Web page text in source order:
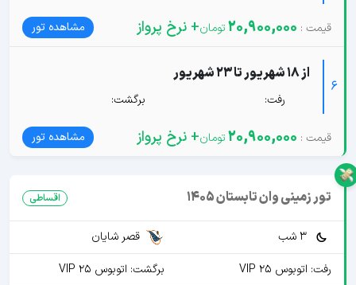
20,900,000 + نرخ پرواز مشاهده تور
6
از 18 شهریور تا 23 شهریور
رفت: برگشت:
20,900,000 + نرخ پرواز مشاهده تور
تور زمینی وان تابستان 1405 اقساطی
3 شب
قصر شایان
رفت: اتوبوس VIP 25
برگشت: اتوبوس VIP 25